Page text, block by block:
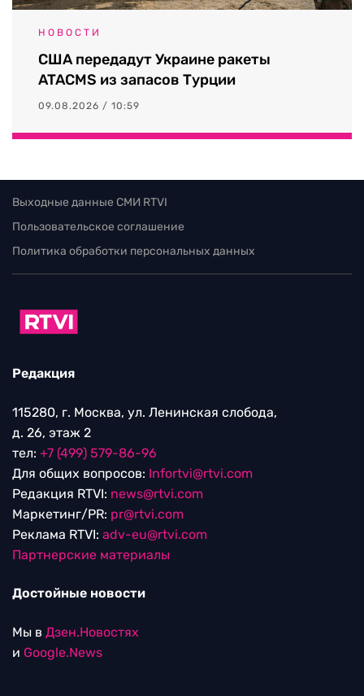
НОВОСТИ
США передадут Украине ракеты
ATACMS из запасов Турции
09.08.2026 / 10:59
Выходные данные СМИ RTVI
Пользовательское соглашение
Политика обработки персональных данных
Редакция
115280, г. Москва, ул. Ленинская слобода,
д. 26, этаж 2
тел: +7 (499) 579-86-96
Для общих вопросов: Infortvi@rtvi.com
Редакция RTVI: news@rtvi.com
Маркетинг/PR: pr@rtvi.com
Реклама RTVI: adv-eu@rtvi.com
Партнерские материалы
Достойные новости
Мы в Дзен.Новостях
и Google.News